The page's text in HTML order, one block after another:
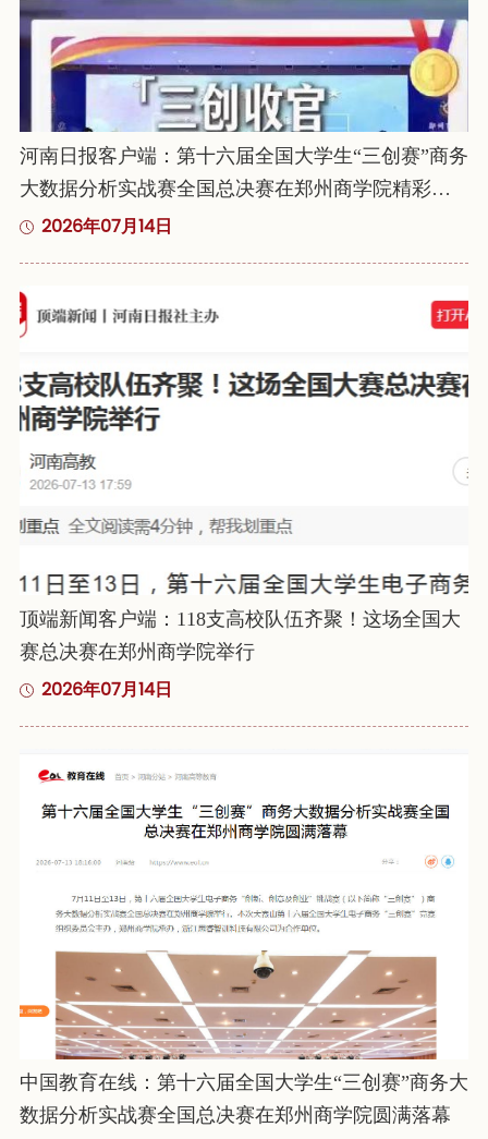
河南日报客户端：第十六届全国大学生“三创赛”商务
大数据分析实战赛全国总决赛在郑州商学院精彩落
幕 2026年07月14日
顶端新闻客户端：118支高校队伍齐聚！这场全国大
赛总决赛在郑州商学院举行
2026年07月14日
中国教育在线：第十六届全国大学生“三创赛”商务大
数据分析实战赛全国总决赛在郑州商学院圆满落幕